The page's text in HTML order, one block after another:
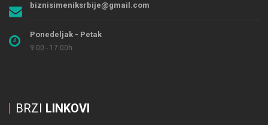
biznisimeniksrbije@gmail.com
Ponedeljak - Petak
9:00 - 17:00h
BRZI LINKOVI